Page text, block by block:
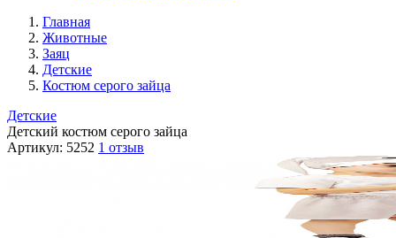
Главная
Животные
Заяц
Детские
Костюм серого зайца
Детские
Детский костюм серого зайца
Артикул: 5252 1 отзыв